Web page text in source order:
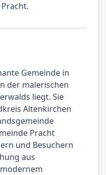
Gemeinde in
der malerischen
liegt. Sie
Altenkirchen
Pracht
und Besuchern
aus